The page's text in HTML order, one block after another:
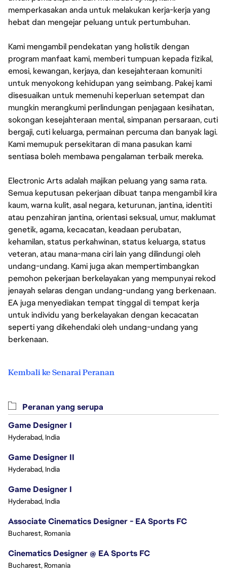
memperkasakan anda untuk melakukan kerja-kerja yang
hebat dan mengejar peluang untuk pertumbuhan.
Kami mengambil pendekatan yang holistik dengan
program manfaat kami, memberi tumpuan kepada fizikal,
emosi, kewangan, kerjaya, dan kesejahteraan komuniti
untuk menyokong kehidupan yang seimbang. Pakej kami
disesuaikan untuk memenuhi keperluan setempat dan
mungkin merangkumi perlindungan penjagaan kesihatan,
sokongan kesejahteraan mental, simpanan persaraan, cuti
bergaji, cuti keluarga, permainan percuma dan banyak lagi.
Kami memupuk persekitaran di mana pasukan kami
sentiasa boleh membawa pengalaman terbaik mereka.
Electronic Arts adalah majikan peluang yang sama rata.
Semua keputusan pekerjaan dibuat tanpa mengambil kira
kaum, warna kulit, asal negara, keturunan, jantina, identiti
atau penzahiran jantina, orientasi seksual, umur, maklumat
genetik, agama, kecacatan, keadaan perubatan,
kehamilan, status perkahwinan, status keluarga, status
veteran, atau mana-mana ciri lain yang dilindungi oleh
undang-undang. Kami juga akan mempertimbangkan
pemohon pekerjaan berkelayakan yang mempunyai rekod
jenayah selaras dengan undang-undang yang berkenaan.
EA juga menyediakan tempat tinggal di tempat kerja
untuk individu yang berkelayakan dengan kecacatan
seperti yang dikehendaki oleh undang-undang yang
berkenaan.
Kembali ke Senarai Peranan
Peranan yang serupa
Game Designer I
Hyderabad, India
Game Designer II
Hyderabad, India
Game Designer I
Hyderabad, India
Associate Cinematics Designer - EA Sports FC
Bucharest, Romania
Cinematics Designer @ EA Sports FC
Bucharest, Romania